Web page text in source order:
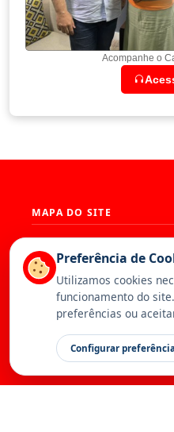
Acompanhe o
MAPA DO SITE
História
Diretoria
Estatuto
Notícias
Serviços
Canal da Federação
Contato
Preferência de
Utilizamos cookies
funcionamento do
preferências ou
Configurar